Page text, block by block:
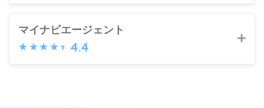
サービス
職種、年齢、経験を問わない豊富な求人
業界最大級の求人数
マイナビエージェント
4.4